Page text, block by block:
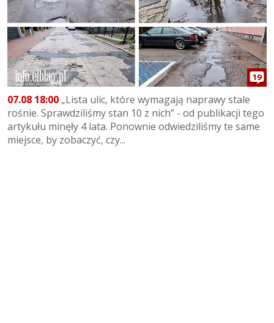
19
07.08 18:00 „Lista ulic, które wymagają naprawy stale
rośnie. Sprawdziliśmy stan 10 z nich” - od publikacji tego
artykułu minęły 4 lata. Ponownie odwiedziliśmy te same
miejsce, by zobaczyć, czy...